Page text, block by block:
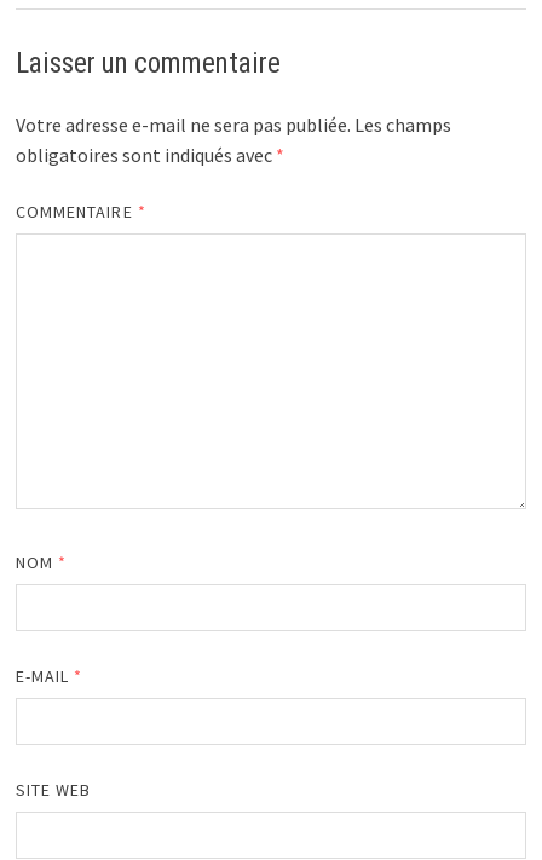
Laisser un commentaire
Votre adresse e-mail ne sera pas publiée. Les champs
obligatoires sont indiqués avec *
COMMENTAIRE *
NOM *
E-MAIL *
SITE WEB